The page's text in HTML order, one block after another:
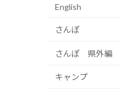
English
さんぽ
さんぽ 県外編
キャンプ